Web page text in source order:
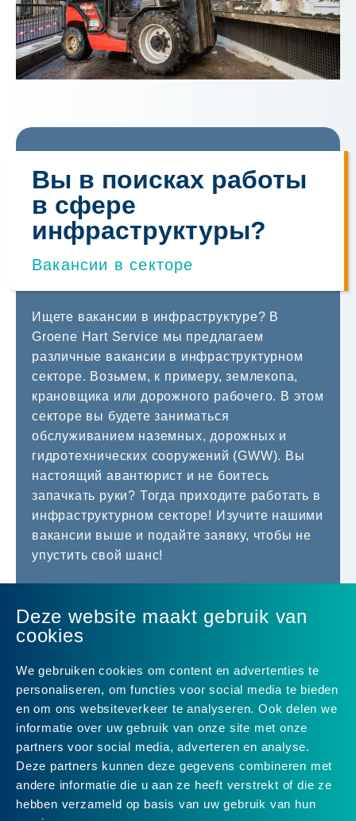
Deze website maakt gebruik van
cookies
We gebruiken cookies om content en advertenties te
personaliseren, om functies voor social media te bieden
en om ons websiteverkeer te analyseren. Ook delen we
informatie over uw gebruik van onze site met onze
partners voor social media, adverteren en analyse.
Deze partners kunnen deze gegevens combineren met
andere informatie die u aan ze heeft verstrekt of die ze
hebben verzameld op basis van uw gebruik van hun
Вы в поисках работы
в сфере
инфраструктуры?
Вакансии в секторе
Ищете вакансии в инфраструктуре? В
Groene Hart Service мы предлагаем
различные вакансии в инфраструктурном
секторе. Возьмем, к примеру, землекопа,
крановщика или дорожного рабочего. В этом
секторе вы будете заниматься
обслуживанием наземных, дорожных и
гидротехнических сооружений (GWW). Вы
настоящий авантюрист и не боитесь
запачкать руки? Тогда приходите работать в
инфраструктурном секторе! Изучите нашими
вакансии выше и подайте заявку, чтобы не
упустить свой шанс!
Uitstekend4uit 5 van53Google-reviews